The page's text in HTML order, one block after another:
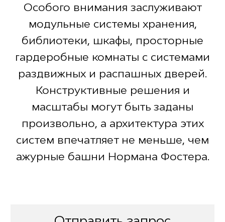
Особого внимания заслуживают
модульные системы хранения,
библиотеки, шкафы, просторные
гардеробные комнаты с системами
раздвижных и распашных дверей.
Конструктивные решения и
масштабы могут быть заданы
произвольно, а архитектура этих
систем впечатляет не меньше, чем
ажурные башни Нормана Фостера.